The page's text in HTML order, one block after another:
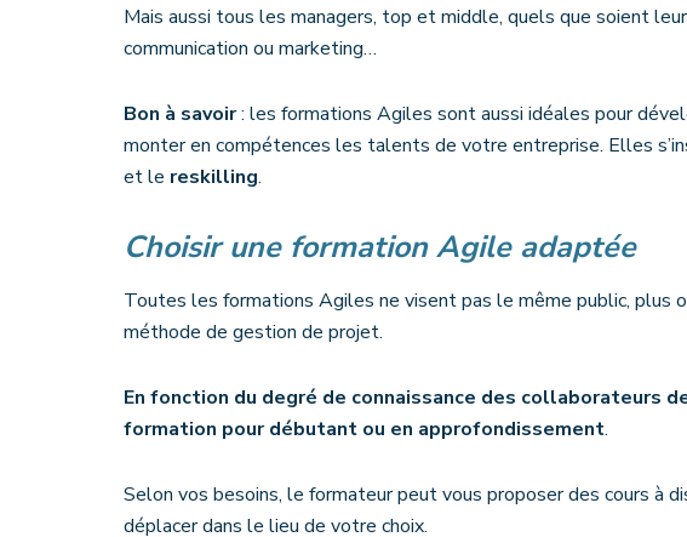
Mais aussi tous les managers, top et middle, quels que soient
communication ou marketing…
Bon à savoir: les formations Agiles sont aussi idéales pour
monter en compétences les talents de votre entreprise. Elles
et le reskilling.
Choisir une formation Agile adaptée
Toutes les formations Agiles ne visent pas le même public, plus
méthode de gestion de projet.
En fonction du degré de connaissance des collaborateurs
formation pour débutant ou en approfondissement.
Selon vos besoins, le formateur peut vous proposer des cours à
déplacer dans le lieu de votre choix.